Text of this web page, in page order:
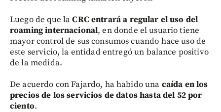
Luego de que laCRC entrará a regular el uso del
roaming internacional, en donde el usuario tiene
mayor control de sus consumos cuando hace uso de
este servicio, la entidad entregó un balance positivo
de la medida.
De acuerdo con Fajardo, ha habido una caída en los
precios de los servicios de datos hasta del 52 por
ciento.